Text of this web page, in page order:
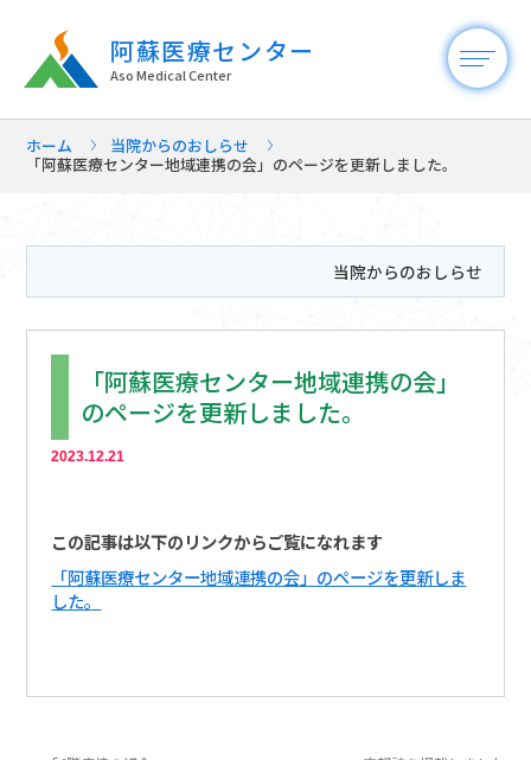
阿蘇医療センター
Aso Medical Center
ホーム
当院からのおしらせ
「阿蘇医療センター地域連携の会」のページを更新しました。
当院からのおしらせ
「阿蘇医療センター地域連携の会」
のページを更新しました。
2023.12.21
この記事は以下のリンクからご覧になれます
「阿蘇医療センター地域連携の会」のページを更新しま
した。